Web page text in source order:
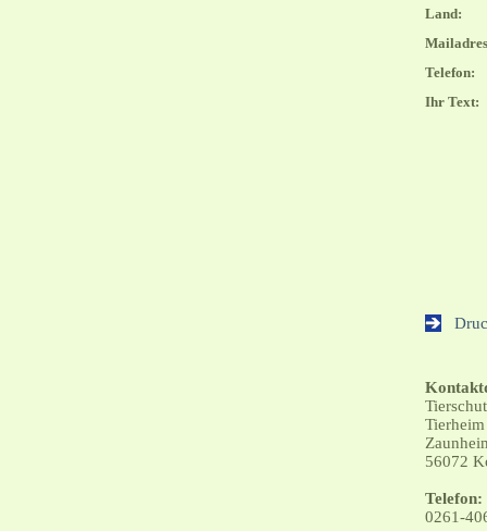
Land:
Telefon:
Ihr Text:
56072
Telefon:
0261-